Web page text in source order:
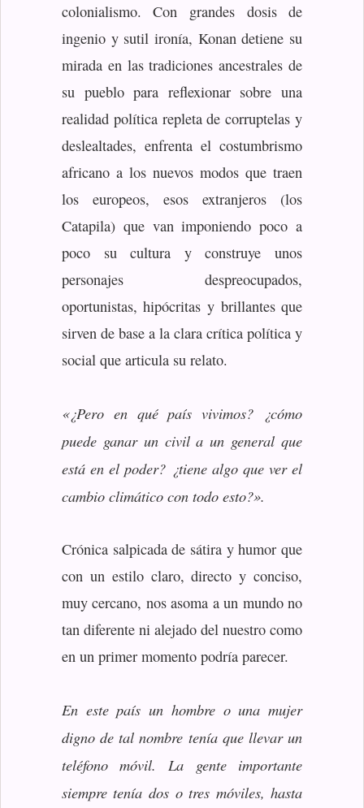
colonialismo. Con grandes dosis de
ingenio y sutil ironía, Konan detiene su
mirada en las tradiciones ancestrales de
su pueblo para reflexionar sobre una
realidad política repleta de corruptelas y
deslealtades, enfrenta el costumbrismo
africano a los nuevos modos que traen
los europeos, esos extranjeros (los
Catapila) que van imponiendo poco a
poco su cultura y construye unos
personajes despreocupados,
oportunistas, hipócritas y brillantes que
sirven de base a la clara crítica política y
social que articula su relato.
«¿Pero en qué país vivimos? ¿cómo
puede ganar un civil a un general que
está en el poder? ¿tiene algo que ver el
cambio climático con todo esto?».
Crónica salpicada de sátira y humor que
con un estilo claro, directo y conciso,
muy cercano, nos asoma a un mundo no
tan diferente ni alejado del nuestro como
en un primer momento podría parecer.
En este país un hombre o una mujer
digno de tal nombre tenía que llevar un
teléfono móvil. La gente importante
siempre tenía dos o tres móviles, hasta